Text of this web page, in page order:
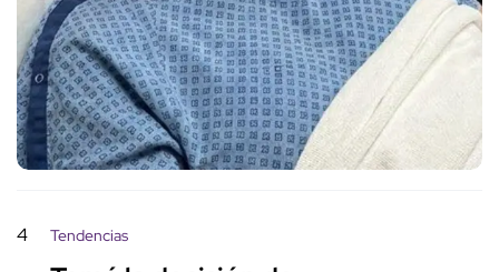
4 Tendencias